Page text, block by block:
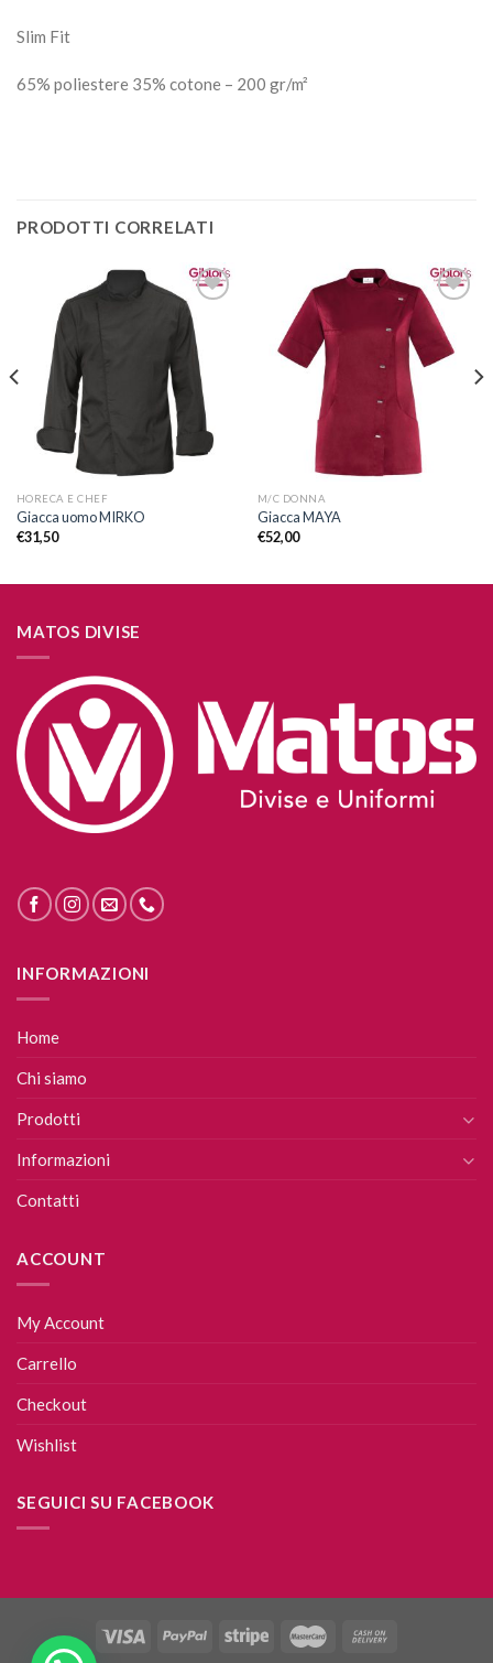
Slim Fit
65% poliestere 35% cotone – 200 gr/m²
PRODOTTI CORRELATI
Aggiungi
alla lista
dei
desideri
HORECA E CHEF
Giacca uomo MIRKO
€31,50
Aggiungi
alla lista
dei
desideri
M/C DONNA
Giacca MAYA
€52,00
MATOS DIVISE
INFORMAZIONI
Home
Chi siamo
Prodotti
Informazioni
Contatti
ACCOUNT
My Account
Carrello
Checkout
Wishlist
SEGUICI SU FACEBOOK